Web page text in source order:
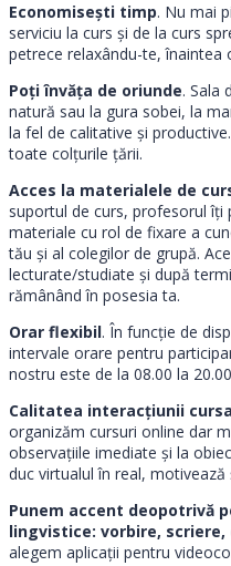
Economisești timp. Nu mai
serviciu la curs și de la curs
petrece relaxându-te, înaintea
Poți învăța de oriunde. Sala
natură sau la gura sobei, la
la fel de calitative și
toate colțurile țării.
Acces la materialele de
suportul de curs, profesorul
materiale cu rol de fixare a
tău și al colegilor de grupă.
lecturate/studiate și după
rămânând în posesia ta.
Orar flexibil. În funcție de
intervale orare pentru
nostru este de la 08.00 la
Calitatea interacțiunii
organizăm cursuri online dar
observațiile imediate și la
duc virtualul în real, motivează
Punem accent deopotrivă
lingvistice: vorbire,
alegem aplicații pentru